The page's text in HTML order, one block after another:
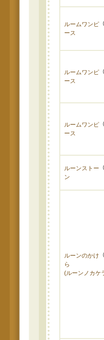
ルームワンピ
ース
ルームワンピ
ース
ルームワンピ
ース
ルーンストー
ン
ルーンのかけ
ら
(ルーンノカケ